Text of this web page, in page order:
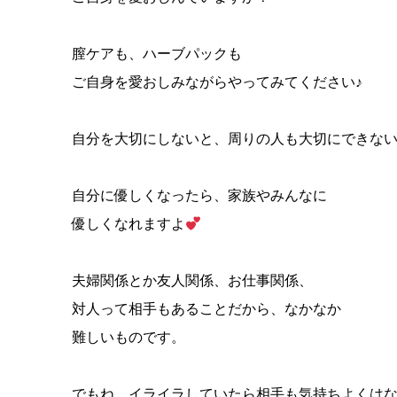
膣ケアも、ハーブパックも
ご自身を愛おしみながらやってみてください♪
自分を大切にしないと、周りの人も大切にできな
自分に優しくなったら、家族やみんなに
優しくなれますよ
夫婦関係とか友人関係、お仕事関係、
対人って相手もあることだから、なかなか
難しいものです。
でもね、イライラしていたら相手も気持ちよくは